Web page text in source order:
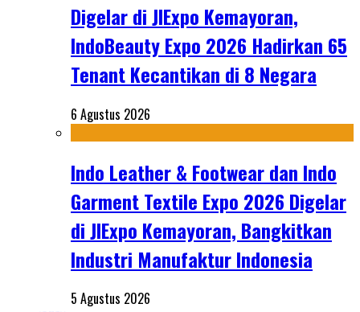
Digelar di JIExpo Kemayoran,
IndoBeauty Expo 2026 Hadirkan 65
Tenant Kecantikan di 8 Negara
6 Agustus 2026
Indo Leather & Footwear dan Indo
Garment Textile Expo 2026 Digelar
di JIExpo Kemayoran, Bangkitkan
Industri Manufaktur Indonesia
5 Agustus 2026